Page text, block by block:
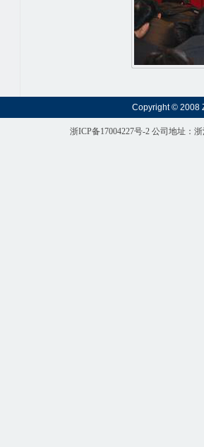
Copyright © 2008
浙ICP备17004227号-2 公司地址：